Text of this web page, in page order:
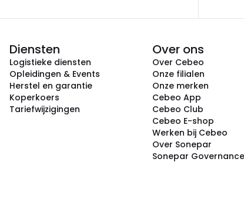
Diensten
Logistieke diensten
Opleidingen & Events
Herstel en garantie
Koperkoers
Tariefwijzigingen
Over ons
Over Cebeo
Onze filialen
Onze merken
Cebeo App
Cebeo Club
Cebeo E-shop
Werken bij Cebeo
Over Sonepar
Sonepar Governance